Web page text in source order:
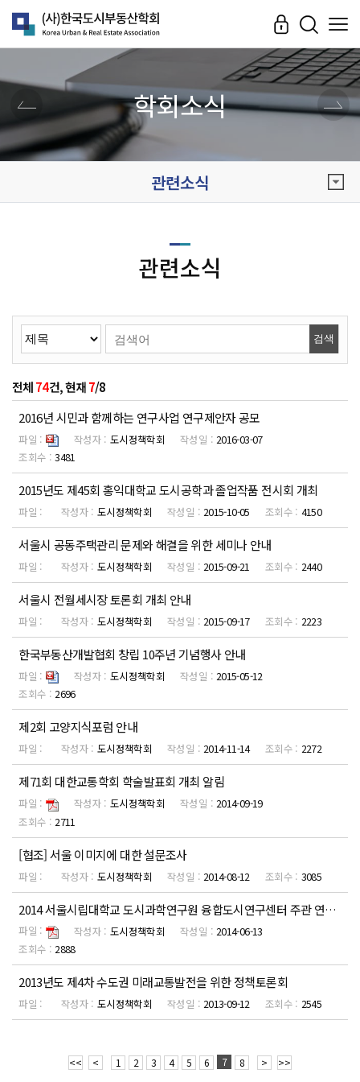
학회소식
관련소식
관련소식
검색
전체74건, 현재7/8
2016년 시민과 함께하는 연구사업 연구제안자 공모
도시정책학회
2016-03-07
3481
2015년도 제45회 홍익대학교 도시공학과 졸업작품 전시회 개최
도시정책학회 2015-10-05 4150
서울시 공동주택관리 문제와 해결을 위한 세미나 안내
도시정책학회 2015-09-21 2440
서울시 전월세시장 토론회 개최 안내
도시정책학회 2015-09-17 2223
한국부동산개발협회 창립 10주년 기념행사 안내
도시정책학회
2015-05-12
2696
제2회 고양지식포럼 안내
도시정책학회 2014-11-14 2272
제71회 대한교통학회 학술발표회 개최 알림
도시정책학회
2014-09-19
2711
[협조] 서울 이미지에 대한 설문조사
도시정책학회 2014-08-12 3085
2014 서울시립대학교 도시과학연구원 융합도시연구센터 주관 연구성과 발표회 안내
도시정책학회
2014-06-13
2888
2013년도 제4차 수도권 미래교통발전을 위한 정책토론회
도시정책학회 2013-09-12 2545
<< < 1 2 3 4 5 6 7 8 > >>